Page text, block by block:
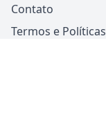
Contato
Termos e Políticas